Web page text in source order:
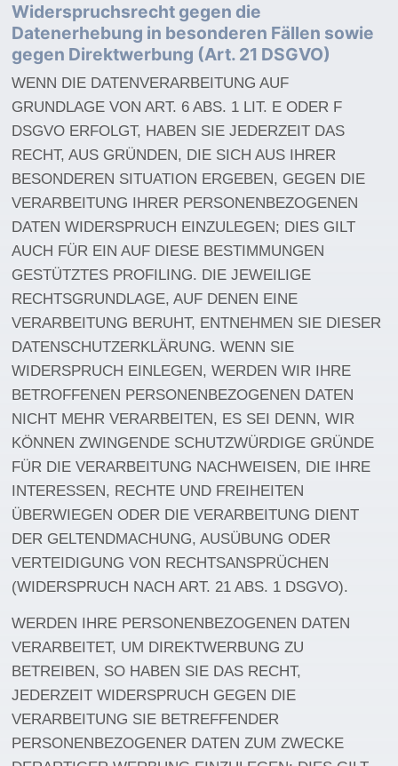
Widerspruchsrecht gegen die
Datenerhebung in besonderen Fällen sowie
gegen Direktwerbung (Art. 21 DSGVO)
WENN DIE DATENVERARBEITUNG AUF
GRUNDLAGE VON ART. 6 ABS. 1 LIT. E ODER F
DSGVO ERFOLGT, HABEN SIE JEDERZEIT DAS
RECHT, AUS GRÜNDEN, DIE SICH AUS IHRER
BESONDEREN SITUATION ERGEBEN, GEGEN DIE
VERARBEITUNG IHRER PERSONENBEZOGENEN
DATEN WIDERSPRUCH EINZULEGEN; DIES GILT
AUCH FÜR EIN AUF DIESE BESTIMMUNGEN
GESTÜTZTES PROFILING. DIE JEWEILIGE
RECHTSGRUNDLAGE, AUF DENEN EINE
VERARBEITUNG BERUHT, ENTNEHMEN SIE DIESER
DATENSCHUTZERKLÄRUNG. WENN SIE
WIDERSPRUCH EINLEGEN, WERDEN WIR IHRE
BETROFFENEN PERSONENBEZOGENEN DATEN
NICHT MEHR VERARBEITEN, ES SEI DENN, WIR
KÖNNEN ZWINGENDE SCHUTZWÜRDIGE GRÜNDE
FÜR DIE VERARBEITUNG NACHWEISEN, DIE IHRE
INTERESSEN, RECHTE UND FREIHEITEN
ÜBERWIEGEN ODER DIE VERARBEITUNG DIENT
DER GELTENDMACHUNG, AUSÜBUNG ODER
VERTEIDIGUNG VON RECHTSANSPRÜCHEN
(WIDERSPRUCH NACH ART. 21 ABS. 1 DSGVO).
WERDEN IHRE PERSONENBEZOGENEN DATEN
VERARBEITET, UM DIREKTWERBUNG ZU
BETREIBEN, SO HABEN SIE DAS RECHT,
JEDERZEIT WIDERSPRUCH GEGEN DIE
VERARBEITUNG SIE BETREFFENDER
PERSONENBEZOGENER DATEN ZUM ZWECKE